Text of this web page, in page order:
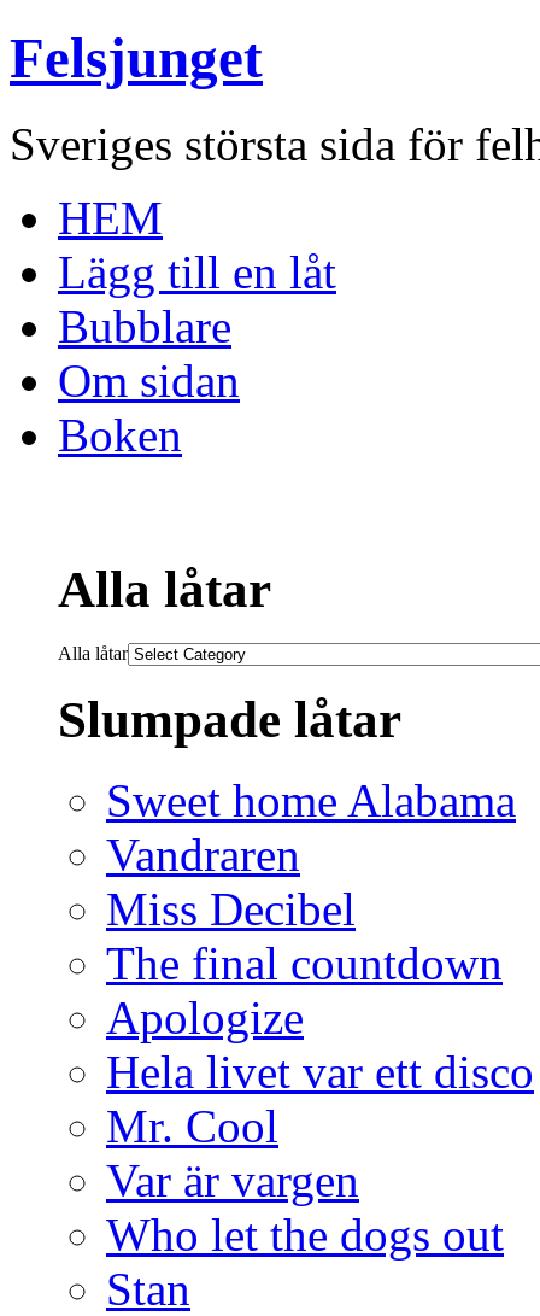
Felsjunget
Sveriges största sida för
HEM
Lägg till en låt
Bubblare
Om sidan
Boken
Alla låtar
Alla låtar
Slumpade låtar
Sweet home Alabama
Vandraren
Miss Decibel
The final countdown
Apologize
Hela livet var ett disco
Mr. Cool
Var är vargen
Who let the dogs out
Stan